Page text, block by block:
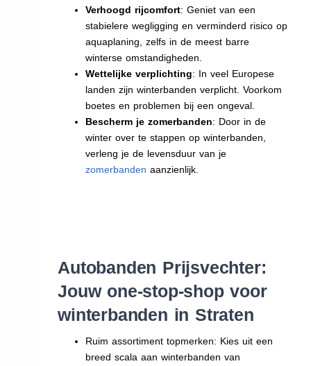
Verhoogd rijcomfort: Geniet van een
stabielere wegligging en verminderd risico op
aquaplaning, zelfs in de meest barre
winterse omstandigheden.
Wettelijke verplichting: In veel Europese
landen zijn winterbanden verplicht. Voorkom
boetes en problemen bij een ongeval.
Bescherm je zomerbanden: Door in de
winter over te stappen op winterbanden,
verleng je de levensduur van je
zomerbanden aanzienlijk.
Autobanden Prijsvechter:
Jouw one-stop-shop voor
winterbanden in Straten
Ruim assortiment topmerken: Kies uit een
breed scala aan winterbanden van